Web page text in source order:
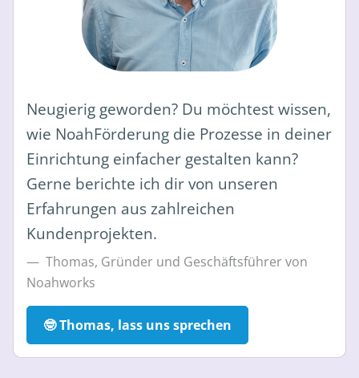
Neugierig geworden? Du möchtest wissen,
wie NoahFörderung die Prozesse in deiner
Einrichtung einfacher gestalten kann?
Gerne berichte ich dir von unseren
Erfahrungen aus zahlreichen
Kundenprojekten.
Thomas, Gründer und Geschäftsführer von
Noahworks
🤓 Thomas, lass uns sprechen